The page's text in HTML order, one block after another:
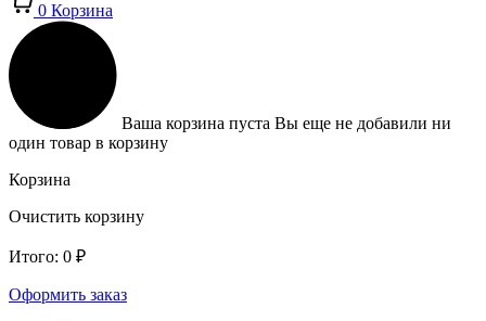
0 Корзина
Ваша корзина пуста Вы еще не добавили ни
один товар в корзину
Корзина
Очистить корзину
Итого: 0 ₽
Оформить заказ